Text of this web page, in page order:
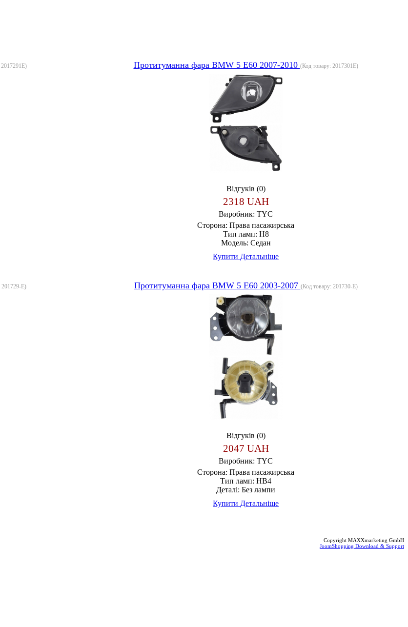
2017291E) Протитуманна фара BMW 5 E60 2007-2010 (Код товару: 2017301E)
Відгуків (0)
2318 UAH
Виробник: TYC
Сторона: Права пасажирська
Тип ламп: H8
Модель: Седан
Купити Детальніше
201729-E) Протитуманна фара BMW 5 E60 2003-2007 (Код товару: 201730-E)
Відгуків (0)
2047 UAH
Виробник: TYC
Сторона: Права пасажирська
Тип ламп: HB4
Деталі: Без лампи
Купити Детальніше
Copyright MAXXmarketing GmbH
JoomShopping Download & Support